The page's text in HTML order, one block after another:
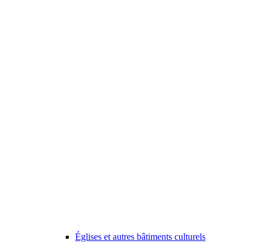
Églises et autres bâtiments culturels